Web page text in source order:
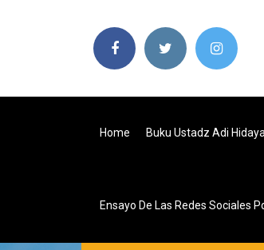
Home Buku Ustadz Adi
Ensayo De Las Redes Sociales